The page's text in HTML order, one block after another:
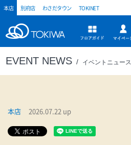
本店 別府店 わさだタウン TOKINET
トキハ フロアガ
EVENT NEWS イベントニュース
本店 2026.07.22 up